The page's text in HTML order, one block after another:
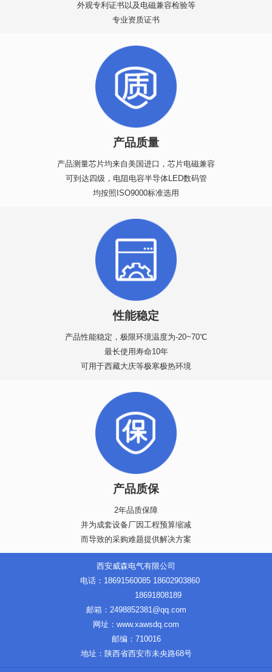
外观专利证书以及电磁兼容检验等
专业资质证书
产品质量
产品测量芯片均来自美国进口，芯片电磁兼容
可到达四级，电阻电容半导体LED数码管
均按照ISO9000标准选用
性能稳定
产品性能稳定，极限环境温度为-20~70℃
最长使用寿命10年
可用于西藏大庆等极寒极热环境
产品质保
2年品质保障
并为成套设备厂因工程预算缩减
而导致的采购难题提供解决方案
西安威森电气有限公司
电话：18691560085 18602903860
18691808189
邮箱：2498852381@qq.com
网址：www.xawsdq.com
邮编：710016
地址：陕西省西安市未央路68号